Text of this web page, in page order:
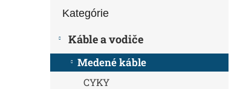
n
kategórie
Kategórie
Káble a vodiče
Medené káble
CYKY